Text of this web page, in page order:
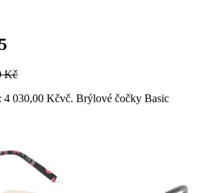
Kč
4 030,00 Kčvč. Brýlové čočky Basic